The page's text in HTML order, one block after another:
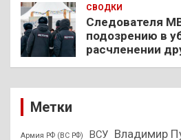
СВОДКИ
Следователя
подозрению в
расчленении
Метки
Армия РФ (ВС РФ) ВСУ Владимир